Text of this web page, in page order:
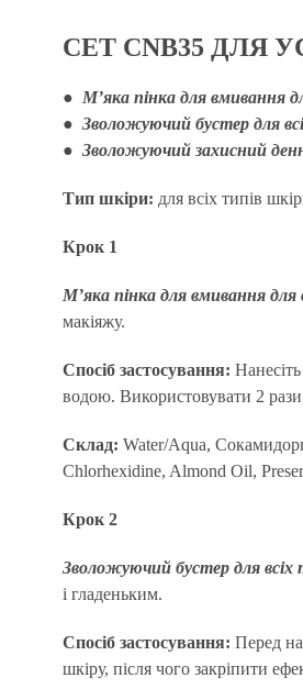
СЕТ CNB35 ДЛЯ
● М’яка пінка для вмивання
● Зволожуючий бустер для
● Зволожуючий захисний
Тип шкіри: для всіх типів
Крок 1
М’яка пінка для вмивання для
макіяжу.
Спосіб застосування:
водою. Використовувати 2 рази
Склад: Water/Aqua,
Chlorhexidine, Almond Oil,
Крок 2
Зволожуючий бустер для всіх
і гладеньким.
Спосіб застосування: Перед
шкіру, після чого закріпити